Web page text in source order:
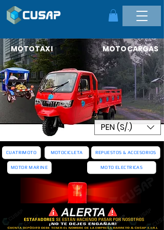
MOTOTAXI MOTOCARGAS
PEN (S/.)
CUATRIMOTO MOTOCICLETA REPUESTOS & ACCESORIOS
MOTOR MARINE MOTO ELECTRICAS